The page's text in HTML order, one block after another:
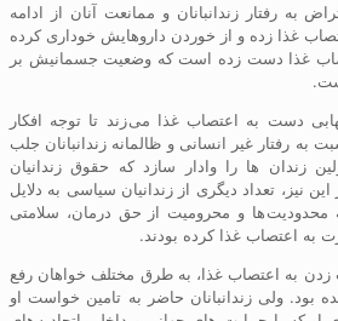
۲۵ آذر ۹۱ در اعتراض بە رفتار زندانبانان و ممانعت آنان از ادامه
غذا زده و از خوردن داروهایش خوداری کردە
غذا دست زده است که وضعیت جسمانیش بر
دست به اعتصاب غذا می زند تا توجە افکار
به رفتار غیر انسانی و ظالمانە زندانبانان جلب
زندان ها را وادار سازد که حقوق زندانیان
نیز، تعداد دیگری از زندانیان سیاسی بە دلایل
محدودیت ها و محرومیت از حق درمان، سلامتی
بە اعتصاب غذا کرده بودند.
بە اعتصاب غذا، به طرق مختلف خواهان رفع
بود. ولی زندانبانان حاضر بە تامین خواست او